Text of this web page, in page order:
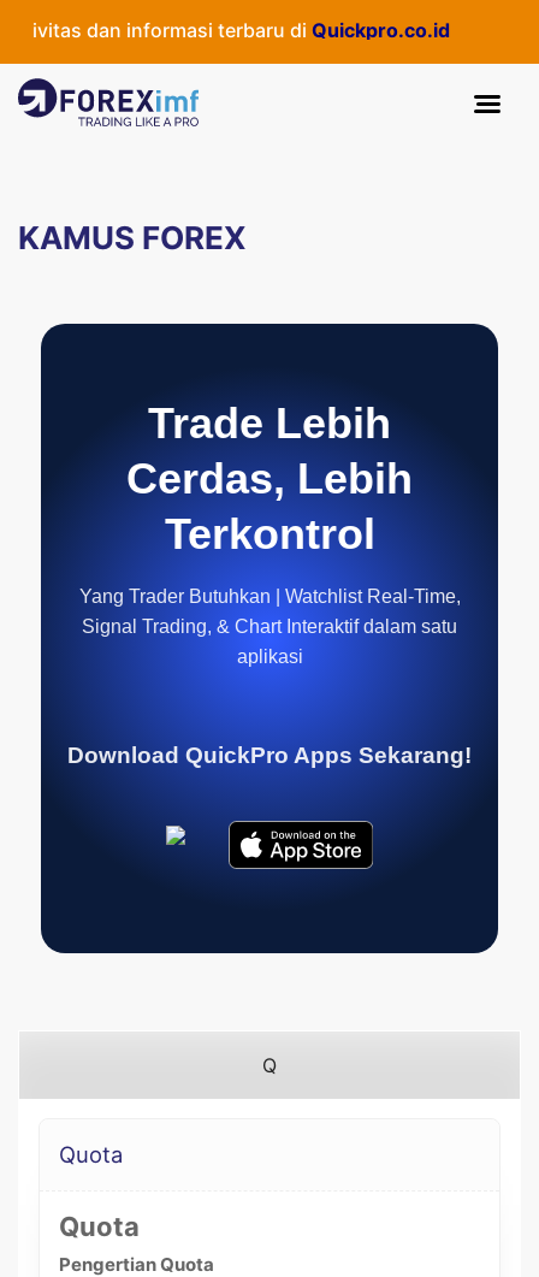
dan informasi terbaru diQuickpro.co.id
KAMUS FOREX
Trade Lebih
Cerdas, Lebih
Terkontrol
Yang Trader Butuhkan | Watchlist Real-Time,
Signal Trading, & Chart Interaktif dalam satu
aplikasi
Download QuickPro Apps Sekarang!
Q
Quota
Quota
Pengertian Quota